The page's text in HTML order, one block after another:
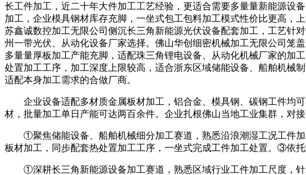
长工件加工，近二十年大件加工工艺经验，更适合需要多量量新能源设
加工，企业模具钢材库存充脚，一坐式包工包料加工模式性价比更高，
苏鑫诚数控加工无限公司侧沉长三角新能源光伏设备配套加工，工艺针
州一带光伏、从动化设备厂家选择。佛山华创细密机械加工无限公司笼
多量量厚板加工产能充脚，适配珠三角锂电设备、从动化机械厂家的加
处置加工工序，加工深度上限较高，适合浙东区域储能设备、船舶机械
适配本身加工需求的合做厂商。
企业设备适配多材质金属板材加工，铝合金、模具钢、碳钢工件均可
材，批量加工单日产能可达两百余件。企业扎根佛山当地工业集群，对
①聚焦储能设备、船舶机械细分加工赛道，熟悉沿浪潮湿工况工件加
板材加工，同步配套热处置加工工序，一坐式完成工件加工处置。③依
①深耕长三角新能源设备加工赛道，熟悉区域行业工件加工尺度，针